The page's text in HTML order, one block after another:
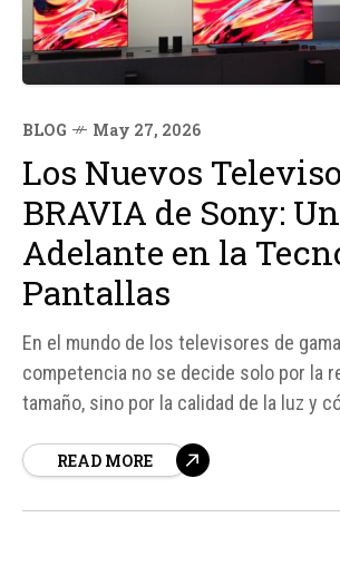
BLOG May 27, 2026
Los Nuevos
BRAVIA de Sony:
Adelante en la
Pantallas
En el mundo de los televisores de
competencia no se decide solo por la
tamaño, sino por la calidad de la luz y
modelos BRAVIA 9 II y BRAVIA 7 II, que
READ MORE